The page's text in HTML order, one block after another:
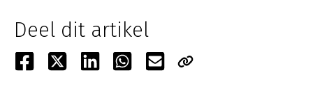
Deel dit artikel